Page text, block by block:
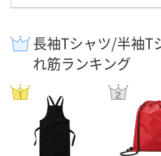
長袖Tシャツ/半袖T
れ筋ランキング